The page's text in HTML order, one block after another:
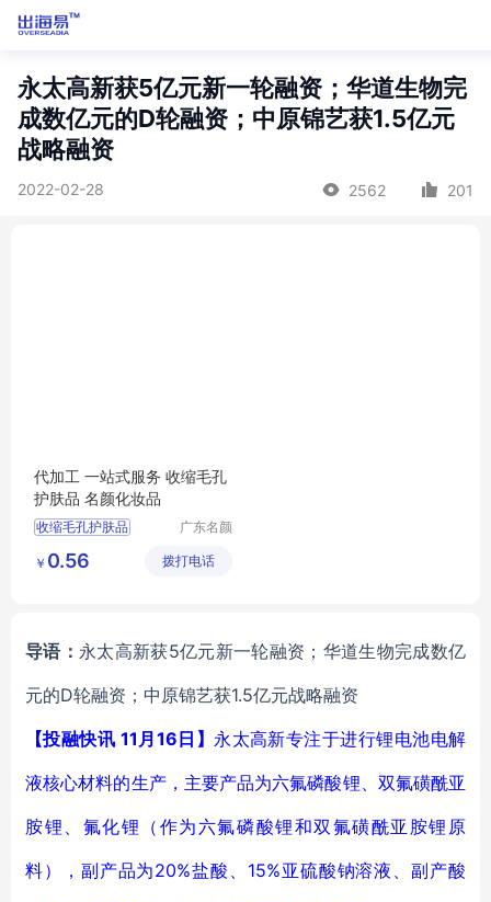
永太高新获5亿元新一轮融资；华道生物完
成数亿元的D轮融资；中原锦艺获1.5亿元
战略融资
2022-02-28 2562 201
代加工 一站式服务 收缩毛孔
护肤品 名颜化妆品
收缩毛孔护肤品
护肤品OEM
广东名颜
限公司
￥ 0.56 拨打电话
导语： 永太高新获5亿元新一轮融资；华道生物完成数亿
元的D轮融资；中原锦艺获1.5亿元战略融资
【投融快讯 11月16日】 永太高新专注于进行锂电池电解
液核心材料的生产，主要产品为六氟磷酸锂、双氟磺酰亚
胺锂、氟化锂（作为六氟磷酸锂和双氟磺酰亚胺锂原
料），副产品为20%盐酸、15%亚硫酸钠溶液、副产酸